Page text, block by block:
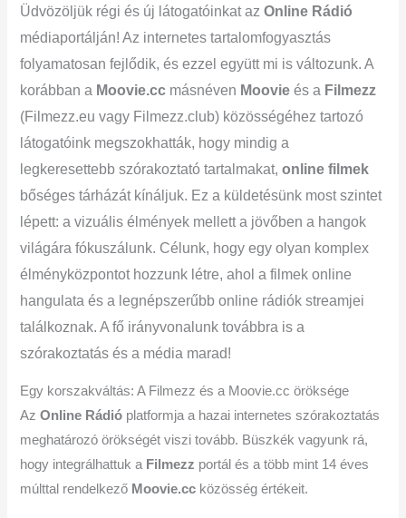
Üdvözöljük régi és új látogatóinkat azOnline Rádió
médiaportálján! Az internetes tartalomfogyasztás
folyamatosan fejlődik, és ezzel együtt mi is változunk. A
korábban a Moovie.cc másnéven Moovie és a Filmezz
(Filmezz.eu vagy Filmezz.club) közösségéhez tartozó
látogatóink megszokhatták, hogy mindig a
legkeresettebb szórakoztató tartalmakat,online filmek
bőséges tárházát kínáljuk. Ez a küldetésünk most szintet
lépett: a vizuális élmények mellett a jövőben a hangok
világára fókuszálunk. Célunk, hogy egy olyan komplex
élményközpontot hozzunk létre, ahol a filmek online
hangulata és a legnépszerűbb online rádiók streamjei
találkoznak. A fő irányvonalunk továbbra is a
szórakoztatás és a média marad!
Egy korszakváltás: A Filmezz és a Moovie.cc öröksége
AzOnline Rádió platformja a hazai internetes szórakoztatás
meghatározó örökségét viszi tovább. Büszkék vagyunk rá,
hogy integrálhattuk a Filmezz portál és a több mint 14 éves
múlttal rendelkező Moovie.cc közösség értékeit.